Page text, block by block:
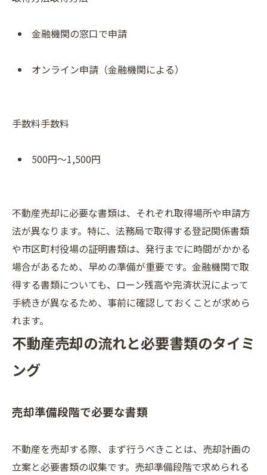
金融機関の窓口で申請
オンライン申請（金融機関による）
手数料手数料
500円～1,500円
不動産売却に必要な書類は、それぞれ取得場所や申請方
法が異なります。特に、法務局で取得する登記関係書類
や市区町村役場の証明書類は、発行までに時間がかかる
場合があるため、早めの準備が重要です。金融機関で取
得する書類についても、ローン残高や完済状況によって
手続きが異なるため、事前に確認しておくことが求めら
れます。
不動産売却の流れと必要書類のタイミ
ング
売却準備段階で必要な書類
不動産を売却する際、まず行うべきことは、売却計画の
立案と必要書類の収集です。売却準備段階で求められる